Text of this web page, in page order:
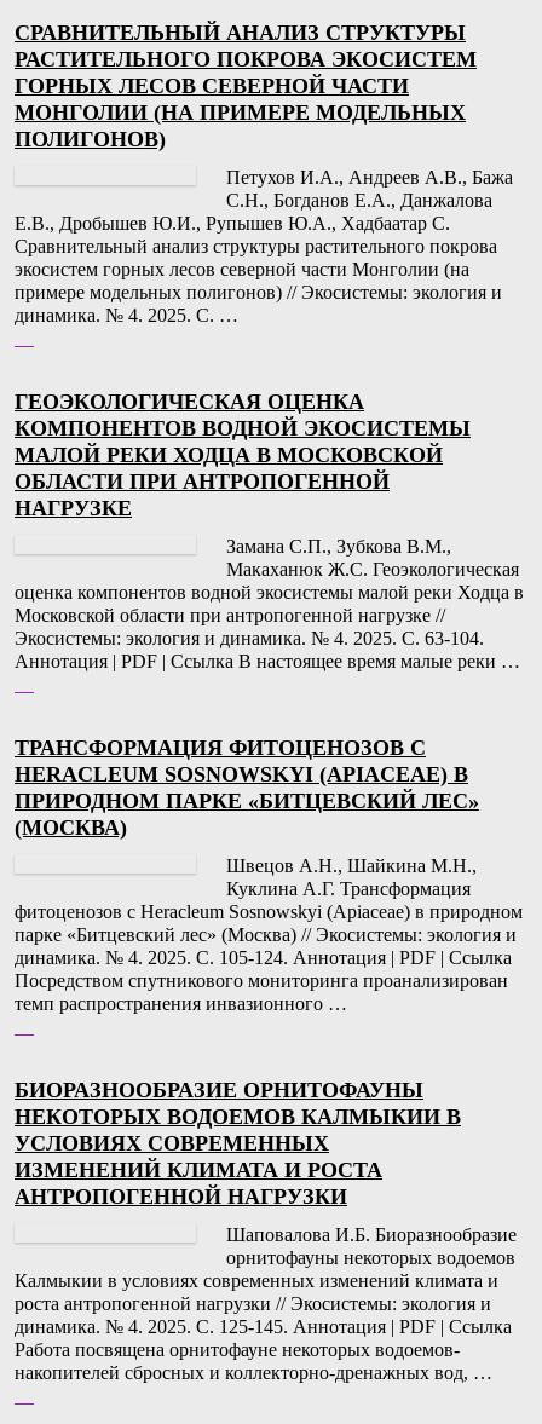
СРАВНИТЕЛЬНЫЙ АНАЛИЗ СТРУКТУРЫ
РАСТИТЕЛЬНОГО ПОКРОВА ЭКОСИСТЕМ
ГОРНЫХ ЛЕСОВ СЕВЕРНОЙ ЧАСТИ
МОНГОЛИИ (НА ПРИМЕРЕ МОДЕЛЬНЫХ
ПОЛИГОНОВ)
Петухов И.А., Андреев А.В., Бажа
С.Н., Богданов Е.А., Данжалова
Е.В., Дробышев Ю.И., Рупышев Ю.А., Хадбаатар С.
Сравнительный анализ структуры растительного покрова
экосистем горных лесов северной части Монголии (на
примере модельных полигонов) // Экосистемы: экология и
динамика. № 4. 2025. С. …
ГЕОЭКОЛОГИЧЕСКАЯ ОЦЕНКА
КОМПОНЕНТОВ ВОДНОЙ ЭКОСИСТЕМЫ
МАЛОЙ РЕКИ ХОДЦА В МОСКОВСКОЙ
ОБЛАСТИ ПРИ АНТРОПОГЕННОЙ
НАГРУЗКЕ
Замана С.П., Зубкова В.М.,
Макаханюк Ж.С. Геоэкологическая
оценка компонентов водной экосистемы малой реки Ходца в
Московской области при антропогенной нагрузке //
Экосистемы: экология и динамика. № 4. 2025. С. 63-104.
Аннотация | PDF | Ссылка В настоящее время малые реки …
ТРАНСФОРМАЦИЯ ФИТОЦЕНОЗОВ С
HERACLEUM SOSNOWSKYI (APIACEAE) В
ПРИРОДНОМ ПАРКЕ «БИТЦЕВСКИЙ ЛЕС»
(МОСКВА)
Швецов А.Н., Шайкина М.Н.,
Куклина А.Г. Трансформация
фитоценозов с Heracleum Sosnowskyi (Apiaceae) в природном
парке «Битцевский лес» (Москва) // Экосистемы: экология и
динамика. № 4. 2025. С. 105-124. Аннотация | PDF | Ссылка
Посредством спутникового мониторинга проанализирован
темп распространения инвазионного …
БИОРАЗНООБРАЗИЕ ОРНИТОФАУНЫ
НЕКОТОРЫХ ВОДОЕМОВ КАЛМЫКИИ В
УСЛОВИЯХ СОВРЕМЕННЫХ
ИЗМЕНЕНИЙ КЛИМАТА И РОСТА
АНТРОПОГЕННОЙ НАГРУЗКИ
Шаповалова И.Б. Биоразнообразие
орнитофауны некоторых водоемов
Калмыкии в условиях современных изменений климата и
роста антропогенной нагрузки // Экосистемы: экология и
динамика. № 4. 2025. С. 125-145. Аннотация | PDF | Ссылка
Работа посвящена орнитофауне некоторых водоемов-
накопителей сбросных и коллекторно-дренажных вод, …